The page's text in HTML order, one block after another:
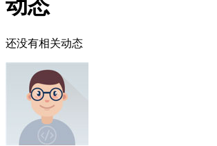
动态
还没有相关动态